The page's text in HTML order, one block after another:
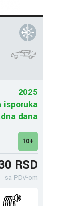
2025
isporuka
dana
10+
RSD
sa PDV-om